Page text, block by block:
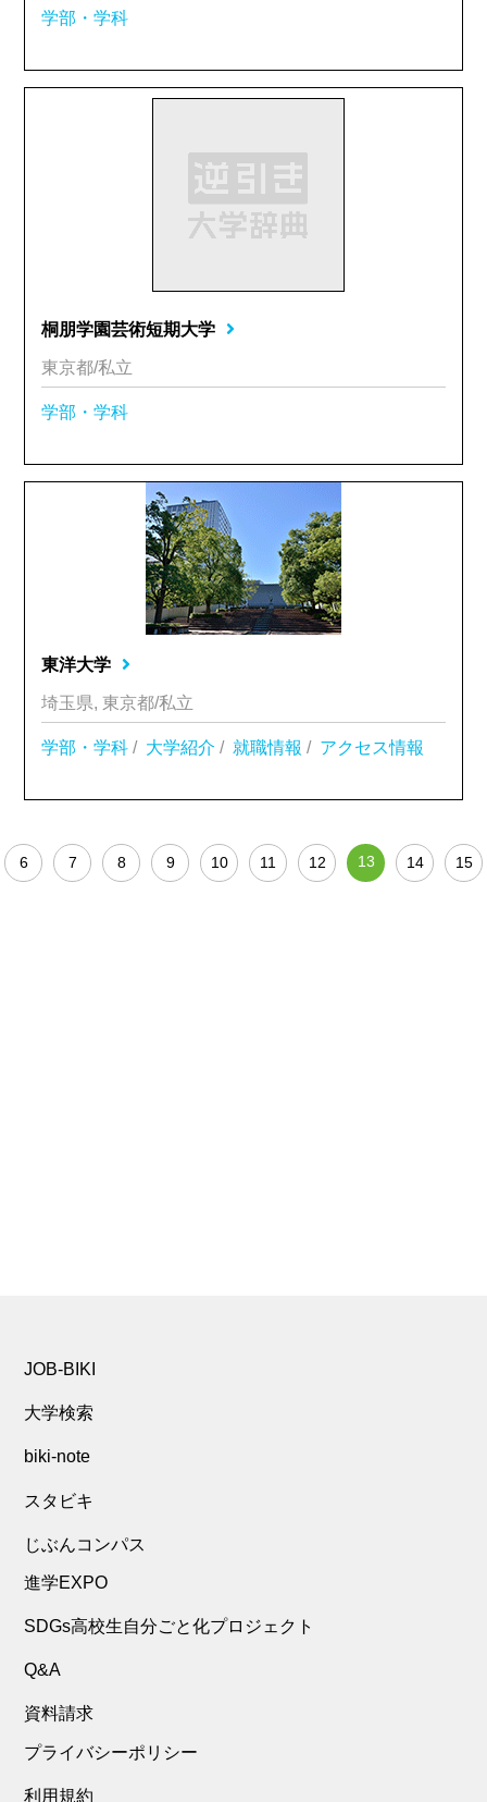
学部・学科
桐朋学園芸術短期大学
東京都/私立
学部・学科
東洋大学
埼玉県, 東京都/私立
学部・学科 / 大学紹介 / 就職情報 / アクセス情報
6 7 8 9 10 11 12 13 14 15
JOB-BIKI
大学検索
biki-note
スタビキ
じぶんコンパス
進学EXPO
SDGs高校生自分ごと化プロジェクト
Q&A
資料請求
プライバシーポリシー
利用規約